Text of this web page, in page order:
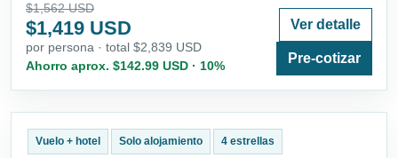
$1,562 USD
$1,419 USD
por persona · total $2,839 USD
Ahorro aprox. $142.99 USD · 10%
Ver detalle
Pre-cotizar
Vuelo + hotel Solo alojamiento 4 estrellas